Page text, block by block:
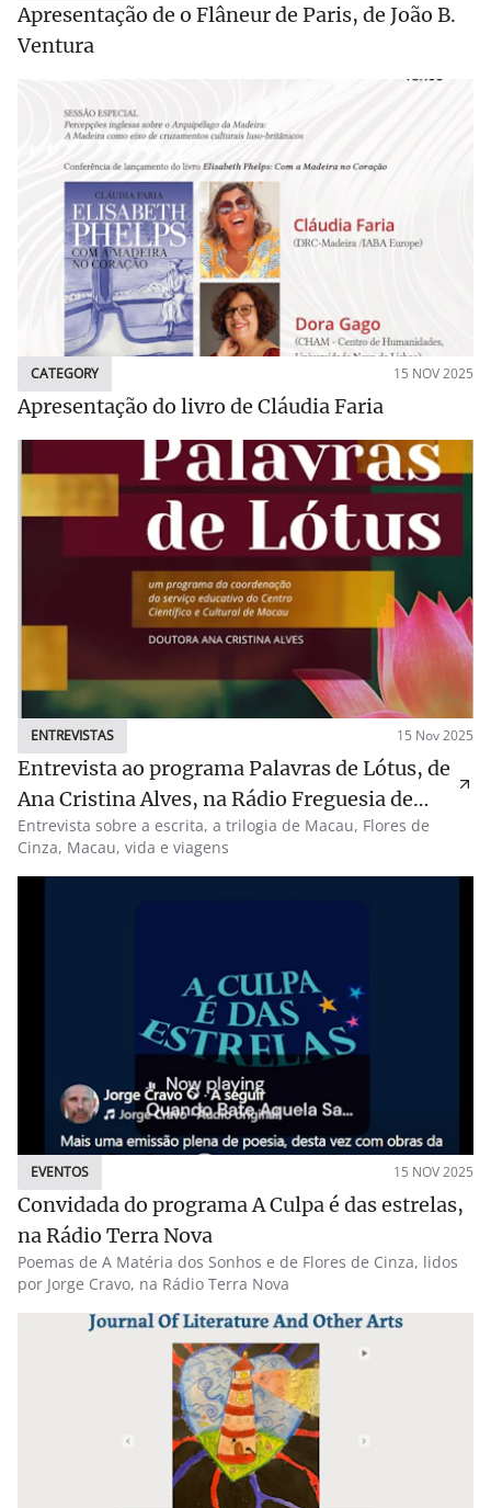
Apresentação de o Flâneur de Paris, de João B.
Ventura
CATEGORY 15 NOV 2025
Apresentação do livro de Cláudia Faria
ENTREVISTAS 15 Nov 2025
Entrevista ao programa Palavras de Lótus, de
Ana Cristina Alves, na Rádio Freguesia de
Belém
Entrevista sobre a escrita, a trilogia de Macau, Flores de
Cinza, Macau, vida e viagens
EVENTOS 15 NOV 2025
Convidada do programa A Culpa é das estrelas,
na Rádio Terra Nova
Poemas de A Matéria dos Sonhos e de Flores de Cinza, lidos
por Jorge Cravo, na Rádio Terra Nova